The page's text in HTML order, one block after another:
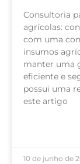
Consultoria
agrícolas:
com uma
insumos
manter uma
eficiente e
possui uma
este artigo
10 de junho de